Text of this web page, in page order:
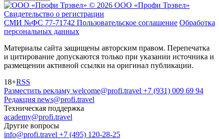
© 2026 ООО «Профи Трэвeл»
Свидетельство о регистрации
СМИ №ФС 77-71742 Пользовательское соглашение Обработка
персональных данных
Материалы сайта защищены авторским правом. Перепечатка
и цитирование допускаются только при указании источника и
размещении активной ссылки на оригинал публикации.
18+RSS
Разместить рекламу welcome@profi.travel +7 (931) 009 69 94
Редакция news@profi.travel
Техническая поддержка
academy@profi.travel
Другие вопросы
info@profi.travel +7 (495) 120-28-25